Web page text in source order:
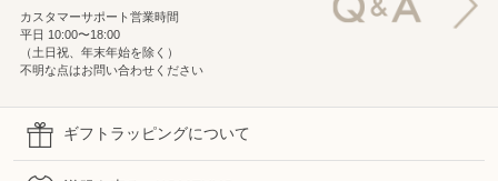
カスタマーサポート営業時間
平日 10:00〜18:00
（土日祝、年末年始を除く）
不明な点はお問い合わせください
ギフトラッピングについて